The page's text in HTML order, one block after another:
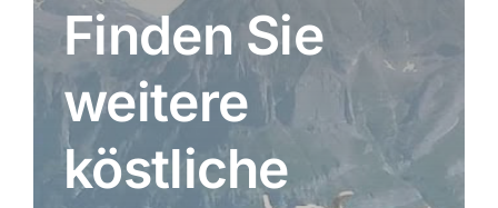
Finden Sie
weitere
köstliche